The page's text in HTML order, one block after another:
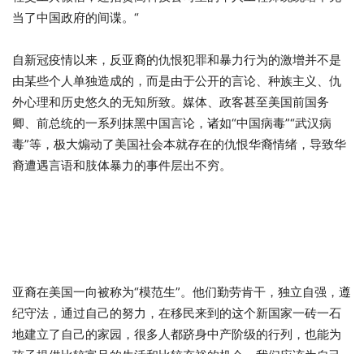
当了中国政府的间谍。“
自新冠疫情以来，反亚裔的仇恨犯罪和暴力行为的激增并不是
由某些个人单独造成的，而是由于公开的言论、种族主义、仇
外心理和历史悠久的无知所致。媒体、政客甚至美国前国务
卿、前总统的一系列抹黑中国言论，诸如“中国病毒”“武汉病
毒”等，极大煽动了美国社会本就存在的仇恨华裔情绪，导致华
裔遭遇言语和肢体暴力的事件层出不穷。
亚裔在美国一向被称为“模范生”。他们勤劳肯干，独立自强，遵
纪守法，通过自己的努力，在移民来到的这个新国家一砖一石
地建立了自己的家园，很多人都跻身中产阶级的行列，也能为